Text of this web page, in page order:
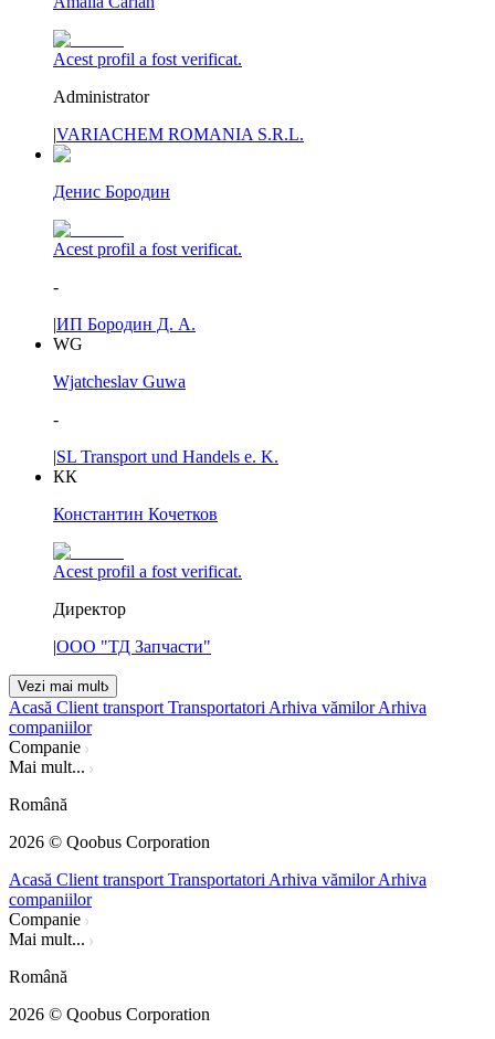
Acest profil a fost verificat.
Administrator
|VARIACHEM ROMANIA S.R.L.
Денис Бородин
Acest profil a fost verificat.
-
|ИП Бородин Д. А.
WG
Wjatcheslav Guwa
-
|SL Transport und Handels e. K.
КК
Константин Кочетков
Acest profil a fost verificat.
Директор
|ООО "ТД Запчасти"
Vezi mai mult
Acasă Client transport Transportatori Arhiva vămilor Arhiva
companiilor
Companie
Mai mult...
Română
2026 © Qoobus Corporation
Acasă Client transport Transportatori Arhiva vămilor Arhiva
companiilor
Companie
Mai mult...
Română
2026 © Qoobus Corporation